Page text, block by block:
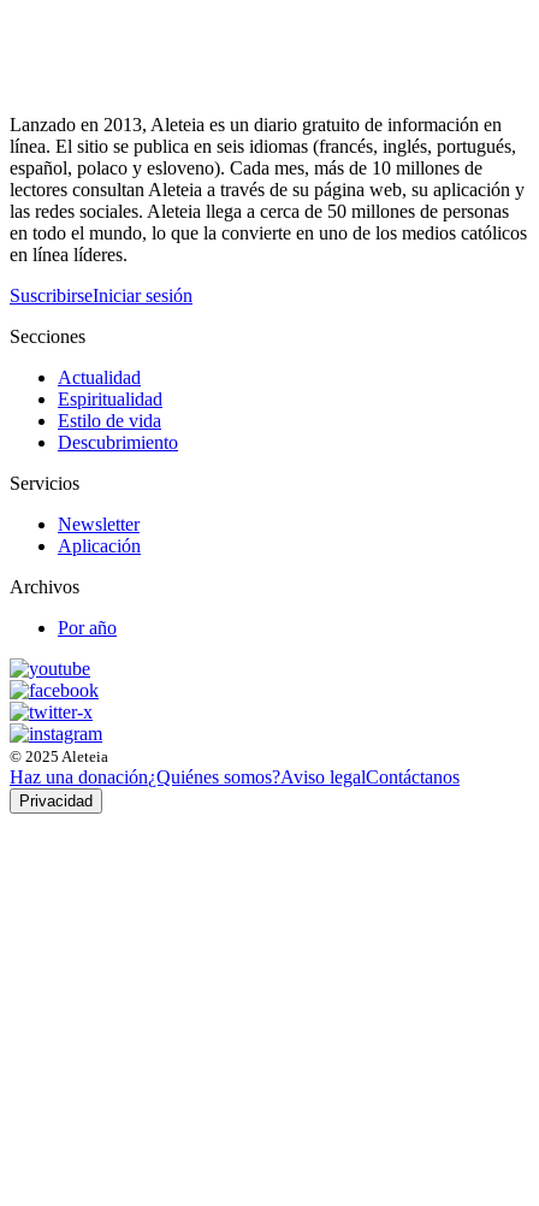
Lanzado en 2013, Aleteia es un diario gratuito de información en
línea. El sitio se publica en seis idiomas (francés, inglés, portugués,
español, polaco y esloveno). Cada mes, más de 10 millones de
lectores consultan Aleteia a través de su página web, su aplicación y
las redes sociales. Aleteia llega a cerca de 50 millones de personas
en todo el mundo, lo que la convierte en uno de los medios católicos
en línea líderes.
SuscribirseIniciar sesión
Secciones
Actualidad
Espiritualidad
Estilo de vida
Descubrimiento
Servicios
Newsletter
Aplicación
Archivos
Por año
© 2025 Aleteia
Haz una donación¿Quiénes somos?Aviso legalContáctanos
Privacidad